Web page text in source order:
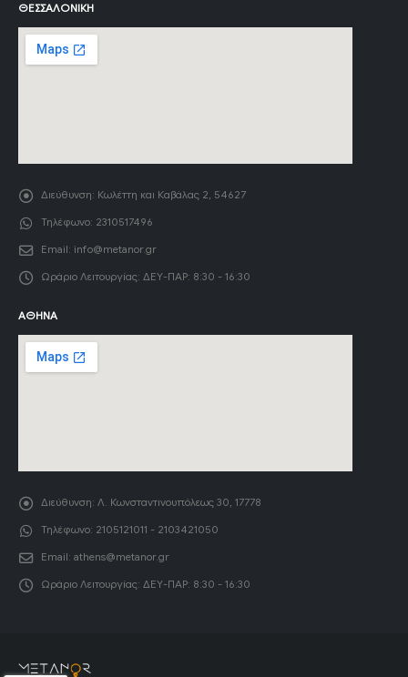
ΘΕΣΣΑΛΟΝΊΚΗ
Διεύθυνση: Κωλέττη και Καβάλας 2, 54627
Τηλέφωνο: 2310517496
Email: info@metanor.gr
Ωράριο Λειτουργίας: ΔΕΥ-ΠΑΡ: 8:30 - 16:30
ΑΘΉΝΑ
Διεύθυνση: Λ. Κωνσταντινουπόλεως 30, 17778
Τηλέφωνο: 2105121011 - 2103421050
Email: athens@metanor.gr
Ωράριο Λειτουργίας: ΔΕΥ-ΠΑΡ: 8:30 - 16:30